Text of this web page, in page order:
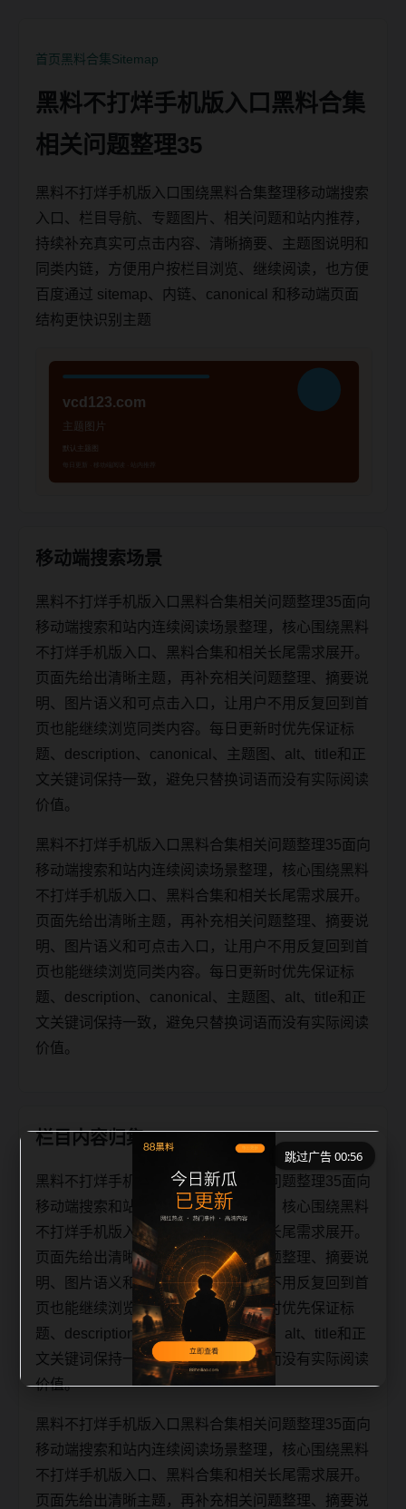
首页黑料合集Sitemap
黑料不打烊手机版入口黑料合集
相关问题整理35
黑料不打烊手机版入口围绕黑料合集整理移动端搜索
入口、栏目导航、专题图片、相关问题和站内推荐，
持续补充真实可点击内容、清晰摘要、主题图说明和
同类内链，方便用户按栏目浏览、继续阅读，也方便
百度通过 sitemap、内链、canonical 和移动端页面
结构更快识别主题
移动端搜索场景
黑料不打烊手机版入口黑料合集相关问题整理35面向
移动端搜索和站内连续阅读场景整理，核心围绕黑料
不打烊手机版入口、黑料合集和相关长尾需求展开。
页面先给出清晰主题，再补充相关问题整理、摘要说
明、图片语义和可点击入口，让用户不用反复回到首
页也能继续浏览同类内容。每日更新时优先保证标
题、description、canonical、主题图、alt、title和正
文关键词保持一致，避免只替换词语而没有实际阅读
价值。
黑料不打烊手机版入口黑料合集相关问题整理35面向
移动端搜索和站内连续阅读场景整理，核心围绕黑料
不打烊手机版入口、黑料合集和相关长尾需求展开。
页面先给出清晰主题，再补充相关问题整理、摘要说
明、图片语义和可点击入口，让用户不用反复回到首
页也能继续浏览同类内容。每日更新时优先保证标
题、description、canonical、主题图、alt、title和正
文关键词保持一致，避免只替换词语而没有实际阅读
价值。
栏目内容归集
黑料不打烊手机版入口黑料合集相关问题整理35面向
移动端搜索和站内连续阅读场景整理，核心围绕黑料
不打烊手机版入口、黑料合集和相关长尾需求展开。
页面先给出清晰主题，再补充相关问题整理、摘要说
明、图片语义和可点击入口，让用户不用反复回到首
页也能继续浏览同类内容。每日更新时优先保证标
题、description、canonical、主题图、alt、title和正
文关键词保持一致，避免只替换词语而没有实际阅读
价值。
黑料不打烊手机版入口黑料合集相关问题整理35面向
移动端搜索和站内连续阅读场景整理，核心围绕黑料
不打烊手机版入口、黑料合集和相关长尾需求展开。
页面先给出清晰主题，再补充相关问题整理、摘要说
跳过广告 00:56